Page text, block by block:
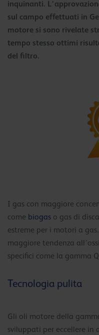
inquinanti.
sul campo effettuati in
motore si sono rivelate
tempo stesso ottimi
del filtro.
I gas con maggiore
come biogas o gas di
estreme per i motori a
maggiore tendenza
specifici come la gamma
Tecnologia pulita
Gli oli motore della
sviluppati per eccellere